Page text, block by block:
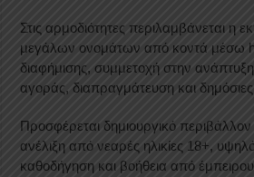
Στις αρμοδιότητες περιλαμβάνεται η
μεγάλων ονομάτων από κοντά μέσω
διαφήμισης, συμμετοχή στην
αγοράς, διαπραγμάτευση και δημόσιες
Προσφέρεται δημιουργικό
ανέλιξη από νεαρές ηλικίες 18+,
καθοδήγηση και βοήθεια από